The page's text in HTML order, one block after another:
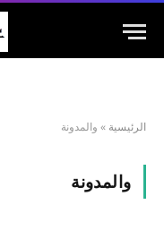
الرئيسية » والمدونة
والمدونة